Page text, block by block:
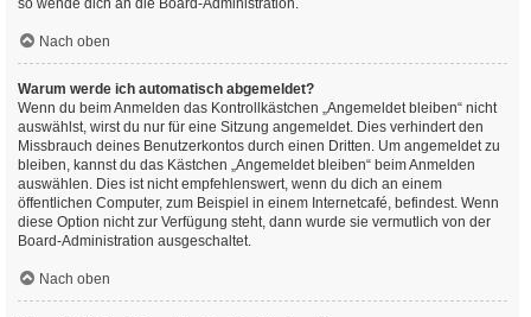
so wende dich an die Board-Administration.
Nach oben
Warum werde ich automatisch abgemeldet?
Wenn du beim Anmelden das Kontrollkästchen „Angemeldet bleiben“ nicht
auswählst, wirst du nur für eine Sitzung angemeldet. Dies verhindert den
Missbrauch deines Benutzerkontos durch einen Dritten. Um angemeldet zu
bleiben, kannst du das Kästchen „Angemeldet bleiben“ beim Anmelden
auswählen. Dies ist nicht empfehlenswert, wenn du dich an einem
öffentlichen Computer, zum Beispiel in einem Internetcafé, befindest. Wenn
diese Option nicht zur Verfügung steht, dann wurde sie vermutlich von der
Board-Administration ausgeschaltet.
Nach oben